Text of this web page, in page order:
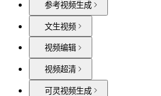
参考视频生成
文生视频
视频编辑
视频超清
可灵视频生成